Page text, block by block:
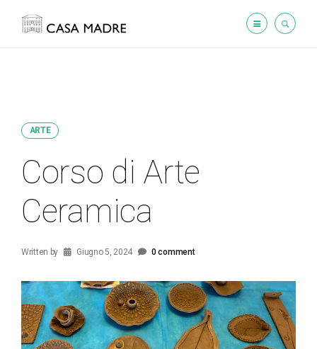
ARTE
Corso di Arte
Ceramica
Written by Giugno 5, 2024 0 comment